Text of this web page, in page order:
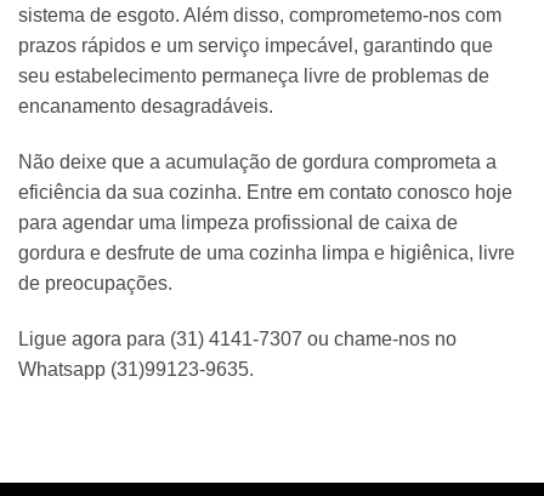
sistema de esgoto. Além disso, comprometemo-nos com
prazos rápidos e um serviço impecável, garantindo que
seu estabelecimento permaneça livre de problemas de
encanamento desagradáveis.
Não deixe que a acumulação de gordura comprometa a
eficiência da sua cozinha. Entre em contato conosco hoje
para agendar uma limpeza profissional de caixa de
gordura e desfrute de uma cozinha limpa e higiênica, livre
de preocupações.
Ligue agora para (31) 4141-7307 ou chame-nos no
Whatsapp (31)99123-9635.